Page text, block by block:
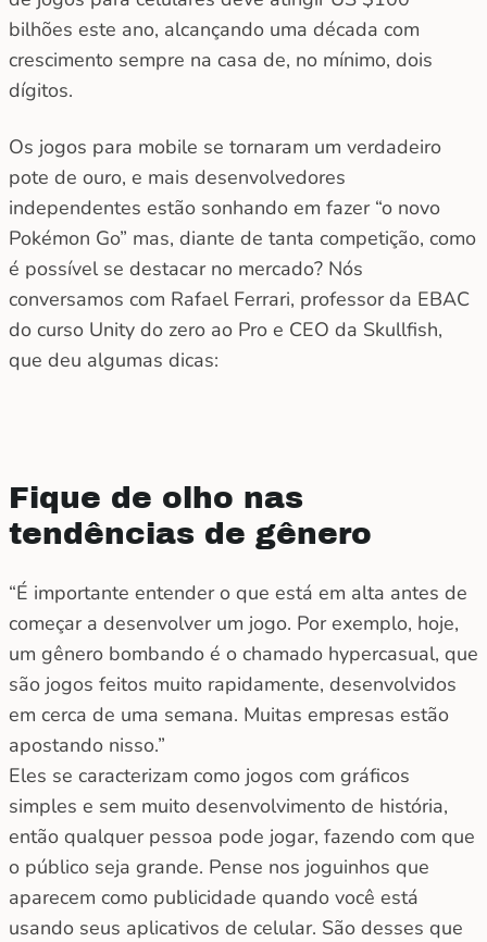
bilhões este ano, alcançando uma década com
crescimento sempre na casa de, no mínimo, dois
dígitos.
Os jogos para mobile se tornaram um verdadeiro
pote de ouro, e mais desenvolvedores
independentes estão sonhando em fazer “o novo
Pokémon Go” mas, diante de tanta competição, como
é possível se destacar no mercado? Nós
conversamos com Rafael Ferrari, professor da EBAC
do curso Unity do zero ao Pro e CEO da Skullfish,
que deu algumas dicas:
Fique de olho nas
tendências de gênero
“É importante entender o que está em alta antes de
começar a desenvolver um jogo. Por exemplo, hoje,
um gênero bombando é o chamado hypercasual, que
são jogos feitos muito rapidamente, desenvolvidos
em cerca de uma semana. Muitas empresas estão
apostando nisso.”
Eles se caracterizam como jogos com gráficos
simples e sem muito desenvolvimento de história,
então qualquer pessoa pode jogar, fazendo com que
o público seja grande. Pense nos joguinhos que
aparecem como publicidade quando você está
usando seus aplicativos de celular. São desses que